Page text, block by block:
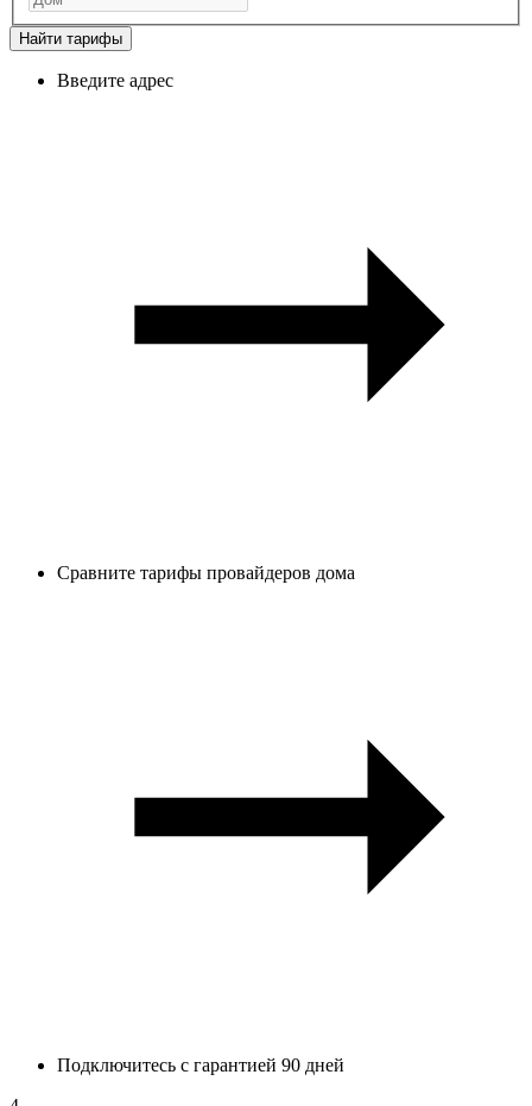
Найти тарифы
Введите адрес
Сравните тарифы провайдеров дома
Подключитесь с гарантией 90 дней